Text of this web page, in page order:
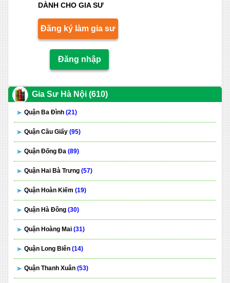
DÀNH CHO GIA SƯ
Đăng ký làm gia sư
Đăng nhập
Gia Sư Hà Nội (610)
Quận Ba Đình (21)
Quận Cầu Giấy (95)
Quận Đống Đa (89)
Quận Hai Bà Trưng (57)
Quận Hoàn Kiếm (19)
Quận Hà Đông (30)
Quận Hoàng Mai (31)
Quận Long Biên (14)
Quận Thanh Xuân (53)